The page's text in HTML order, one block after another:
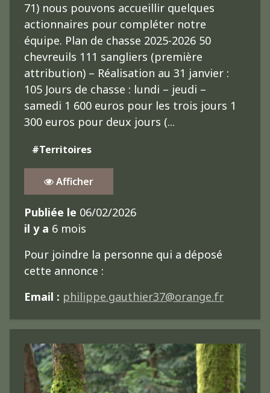
71) nous pouvons accueillir quelques
actionnaires pour compléter notre
équipe. Plan de chasse 2025-2026 50
chevreuils 111 sangliers (première
attribution) – Réalisation au 31 janvier :
105 Jours de chasse : lundi – jeudi –
samedi 1 600 euros pour les trois jours 1
300 euros pour deux jours (...
#Territoires
Afficher
Publiée le 06/02/2026
il y a 6 mois
Pour joindre la personne qui a déposé
cette annonce :
Email : philippe.gauthier37@orange.fr